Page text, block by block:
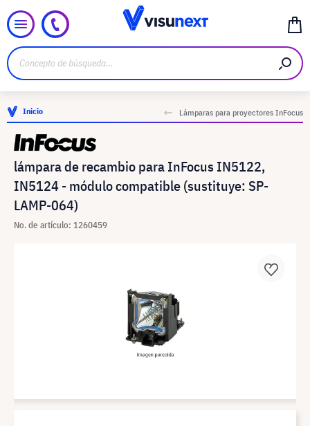
Inicio Lámparas para proyectores InFocus
lámpara de recambio para InFocus IN5122,
IN5124 - módulo compatible (sustituye: SP-
LAMP-064)
No. de artículo: 1260459